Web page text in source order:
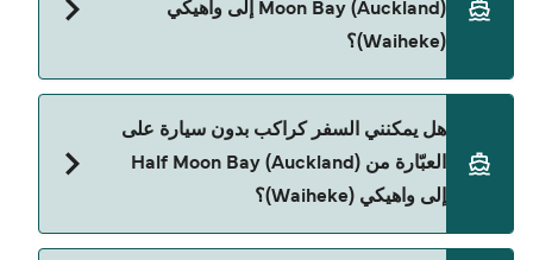
Moon Bay (Auckland) إلى واهيكي
(Waiheke)؟
صفحة العروض لمعرفة أحدث التخفيضات.
هل يمكنني السفر كراكب بدون سيارة على
العبّارة من Half Moon Bay (Auckland)
إلى واهيكي (Waiheke)؟